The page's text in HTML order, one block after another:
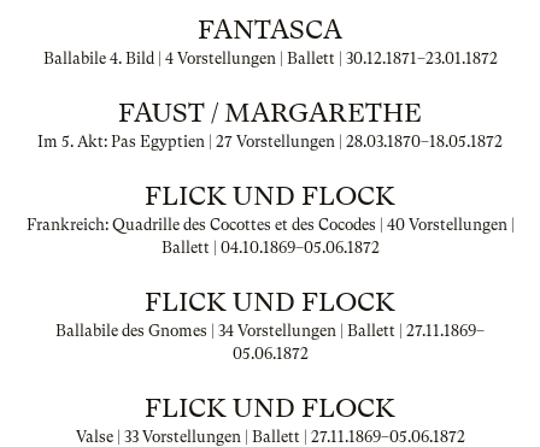
FANTASCA
Ballabile 4. Bild | 4 Vorstellungen | Ballett | 30.12.1871–23.01.1872
FAUST / MARGARETHE
Im 5. Akt: Pas Egyptien | 27 Vorstellungen | 28.03.1870–18.05.1872
FLICK UND FLOCK
Frankreich: Quadrille des Cocottes et des Cocodes | 40 Vorstellungen |
Ballett | 04.10.1869–05.06.1872
FLICK UND FLOCK
Ballabile des Gnomes | 34 Vorstellungen | Ballett | 27.11.1869–
05.06.1872
FLICK UND FLOCK
Valse | 33 Vorstellungen | Ballett | 27.11.1869–05.06.1872